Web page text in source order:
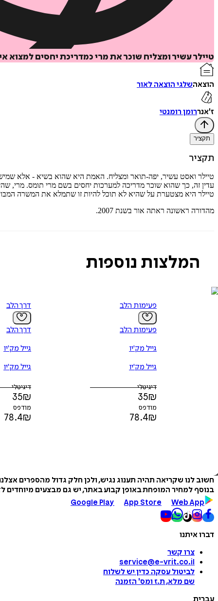
טיילר עשיר ומצליח שוכר את מרי כמדריכת יחסים
הוצאהשלגי הוצאה לאור
ז'אנררומן רומנטי
תקציר
תקציר
טיילר ואסט עשיר, יפה-תואר ומצליח. האמת היא שהוא בשיא - אלא
עדין זה, כך שהוא שוכר מדריכה למערכות יחסים בשם מרי תומס. מרי,
טיילר היא מצטערת על שהיא לא תוכל להיות זו שתמלא את המשרה
מהדורה ראשונה ראתה אור בשנת 2007.
המלצות נוספות
פעימות הלב
פעימות הלב
גייל מק'יו
גייל מק'יו
דיגיטלי
35₪
מודפס
78.4₪
דרך הלב
דרך הלב
גייל מק'יו
גייל מק'יו
דיגיטלי
35₪
מודפס
78.4₪
חשוב לנו שקריאה תהיה תענוג נגיש, ולכן חלק גדול מהספרים
בנוסף למחיר המופחת באופן קבוע באתר, יש גם מבצעים מיוחדים
Google Play
App Store Web App
דברו איתנו
צרו קשר
service@e-vrit.co.il
לביטול עסקה כדין יש לשלוח
שם מלא, ת.ז ומס' הזמנה